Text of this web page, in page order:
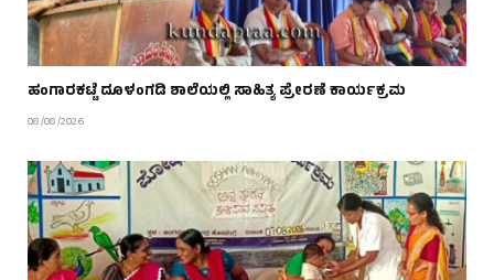
ಹಂಗಾರಕಟ್ಟೆ ದೂಳಂಗಡಿ ಶಾಲೆಯಲ್ಲಿ ಸಾಹಿತ್ಯ ಪ್ರೇರಣೆ ಕಾರ್ಯಕ್ರಮ
08/08/2026